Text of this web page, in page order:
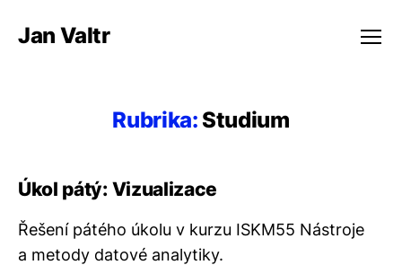
Jan Valtr
Rubrika:Studium
Úkol pátý: Vizualizace
Řešení pátého úkolu v kurzu ISKM55 Nástroje
a metody datové analytiky.